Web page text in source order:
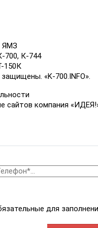
ЯМЗ
700, К-744
150К
«K-700.INFO».
сайтов компания
для